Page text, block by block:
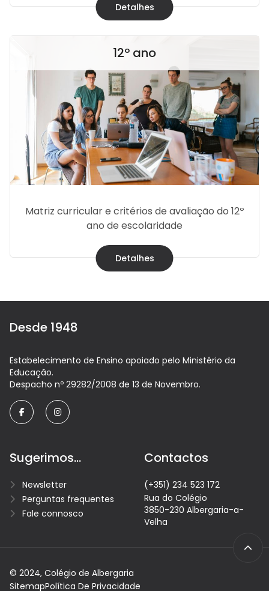
Detalhes
12º ano
Matriz curricular e critérios de avaliação do 12º
ano de escolaridade
Detalhes
Desde 1948
Estabelecimento de Ensino apoiado pelo Ministério da
Educação.
Despacho nº 29282/2008 de 13 de Novembro.
facebookinstagram
Sugerimos...
Newsletter
Perguntas frequentes
Fale connosco
Contactos
(+351) 234 523 172
Rua do Colégio
3850-230 Albergaria-a-
Velha
© 2024, Colégio de Albergaria
SitemapPolítica De Privacidade